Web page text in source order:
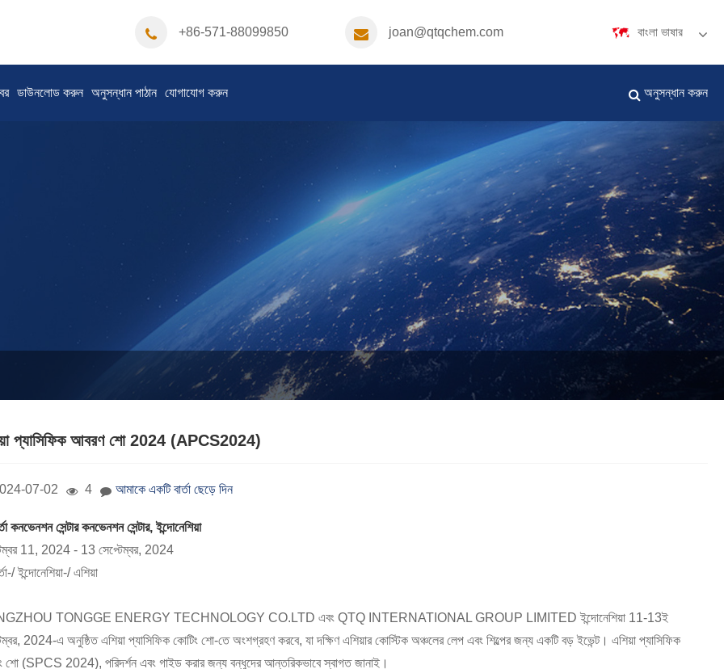
+86-571-88099850 joan@qtqchem.com বাংলা ভাষার
English Español Português
日本語
tiếng Việt
Nederlands ภาษาไทย
Svenska magyar
Malay বাংলা ভাষার Dansk
Suomi हिन्दी Pilipino
Türkçe Gaeilge العربية
Indonesia تمل
český український
मराठी Srpski језик
অনুসন্ধান করুন
ডাউনলোড করুন অনুসন্ধান পাঠান যোগাযোগ করুন
প্যাসিফিক আবরণ শো 2024 (APCS2024)
07-02 4 আমাকে একটি বার্তা ছেড়ে দিন
কনভেনশন সেন্টার কনভেনশন সেন্টার, ইন্দোনেশিয়া
11, 2024 - 13 সেপ্টেম্বর, 2024
ইন্দোনেশিয়া-/ এশিয়া
TONGGE ENERGY TECHNOLOGY CO.LTD এবং QTQ INTERNATIONAL GROUP LIMITED ইন্দোনেশিয়া 11-13ই
2024-এ অনুষ্ঠিত এশিয়া প্যাসিফিক কোটিং শো-তে অংশগ্রহণ করবে, যা দক্ষিণ এশিয়ার কোস্টিক অঞ্চলের লেপ এবং শিল্পের জন্য একটি বড় ইভেন্ট। এশিয়া প্যাসিফিক
শো (SPCS 2024), পরিদর্শন এবং গাইড করার জন্য বন্ধুদের আন্তরিকভাবে স্বাগত জানাই।